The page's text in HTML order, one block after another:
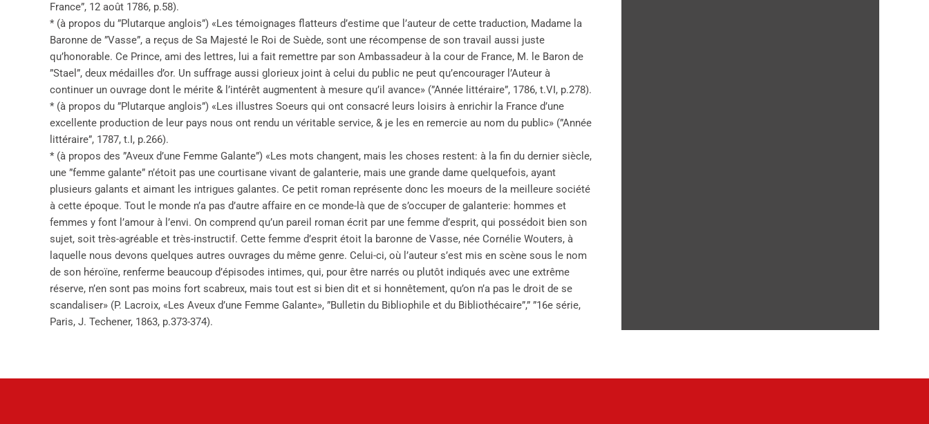
France”, 12 août 1786, p.58).
* (à propos du ”Plutarque anglois”) «Les témoignages flatteurs d’estime que l’auteur de cette traduction, Madame la
Baronne de ”Vasse”, a reçus de Sa Majesté le Roi de Suède, sont une récompense de son travail aussi juste
qu’honorable. Ce Prince, ami des lettres, lui a fait remettre par son Ambassadeur à la cour de France, M. le Baron de
”Stael”, deux médailles d’or. Un suffrage aussi glorieux joint à celui du public ne peut qu’encourager l’Auteur à
continuer un ouvrage dont le mérite & l’intérêt augmentent à mesure qu’il avance» (”Année littéraire”, 1786, t.VI, p.278).
* (à propos du ”Plutarque anglois”) «Les illustres Soeurs qui ont consacré leurs loisirs à enrichir la France d’une
excellente production de leur pays nous ont rendu un véritable service, & je les en remercie au nom du public» (”Année
littéraire”, 1787, t.I, p.266).
* (à propos des ”Aveux d’une Femme Galante”) «Les mots changent, mais les choses restent: à la fin du dernier siècle,
une ”femme galante” n’étoit pas une courtisane vivant de galanterie, mais une grande dame quelquefois, ayant
plusieurs galants et aimant les intrigues galantes. Ce petit roman représente donc les moeurs de la meilleure société
à cette époque. Tout le monde n’a pas d’autre affaire en ce monde-là que de s’occuper de galanterie: hommes et
femmes y font l’amour à l’envi. On comprend qu’un pareil roman écrit par une femme d’esprit, qui possédoit bien son
sujet, soit très-agréable et très-instructif. Cette femme d’esprit étoit la baronne de Vasse, née Cornélie Wouters, à
laquelle nous devons quelques autres ouvrages du même genre. Celui-ci, où l’auteur s’est mis en scène sous le nom
de son héroïne, renferme beaucoup d’épisodes intimes, qui, pour être narrés ou plutôt indiqués avec une extrême
réserve, n’en sont pas moins fort scabreux, mais tout est si bien dit et si honnêtement, qu’on n’a pas le droit de se
scandaliser» (P. Lacroix, «Les Aveux d’une Femme Galante», ”Bulletin du Bibliophile et du Bibliothécaire”,” ”16e série,
Paris, J. Techener, 1863, p.373-374).